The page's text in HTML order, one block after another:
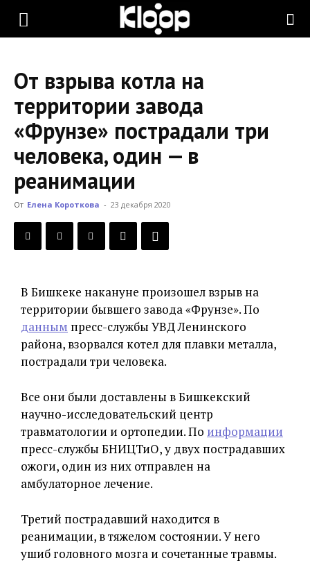
KLOOP.KG
Новости
Кыргызстана
От взрыва котла на
территории завода
«Фрунзе» пострадали три
человека, один — в
реанимации
От Елена Короткова - 23 декабря 2020
В Бишкеке накануне произошел взрыв на
территории бывшего завода «Фрунзе». По
данным пресс-службы УВД Ленинского
района, взорвался котел для плавки металла,
пострадали три человека.
Все они были доставлены в Бишкекский
научно-исследовательский центр
травматологии и ортопедии. По информации
пресс-службы БНИЦТиО, у двух пострадавших
ожоги, один из них отправлен на
амбулаторное лечение.
Третий пострадавший находится в
реанимации, в тяжелом состоянии. У него
ушиб головного мозга и сочетанные травмы.